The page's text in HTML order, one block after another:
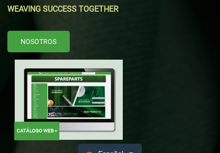
WEAVING SUCCESS TOGETHER
NOSOTROS
CATÁLOGO WEB >